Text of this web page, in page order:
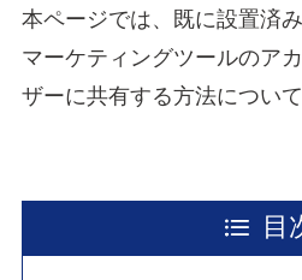
本ページでは、既に設置済
マーケティングツールのア
ザーに共有する方法について
目